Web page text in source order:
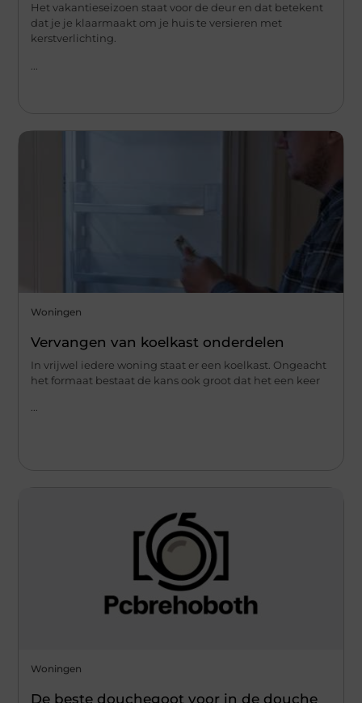
Het vakantieseizoen staat voor de deur en dat betekent
dat je je klaarmaakt om je huis te versieren met
kerstverlichting.
Woningen
Vervangen van koelkast onderdelen
In vrijwel iedere woning staat er een koelkast. Ongeacht
het formaat bestaat de kans ook groot dat het een keer
Woningen
De beste douchegoot voor in de douche